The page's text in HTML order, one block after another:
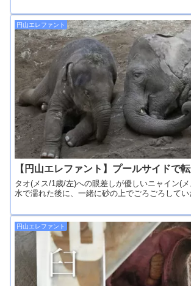
円山エレファント
【円山エレファント】プールサイドで
タオ(メス/1歳/左)への眼差しが優しいニャイン(
水で濡れた後に、一緒に砂の上でごろごろしてい
円山エレファント